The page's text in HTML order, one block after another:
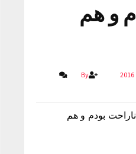
و هم
By
بودم و هم